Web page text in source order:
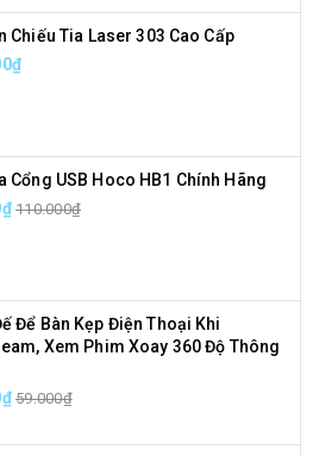
Chiếu Tia Laser 303 Cao Cấp
Cổng USB Hoco HB1 Chính Hãng
110.000₫
Để Bàn Kẹp Điện Thoại Khi
Xem Phim Xoay 360 Độ Thông
59.000₫